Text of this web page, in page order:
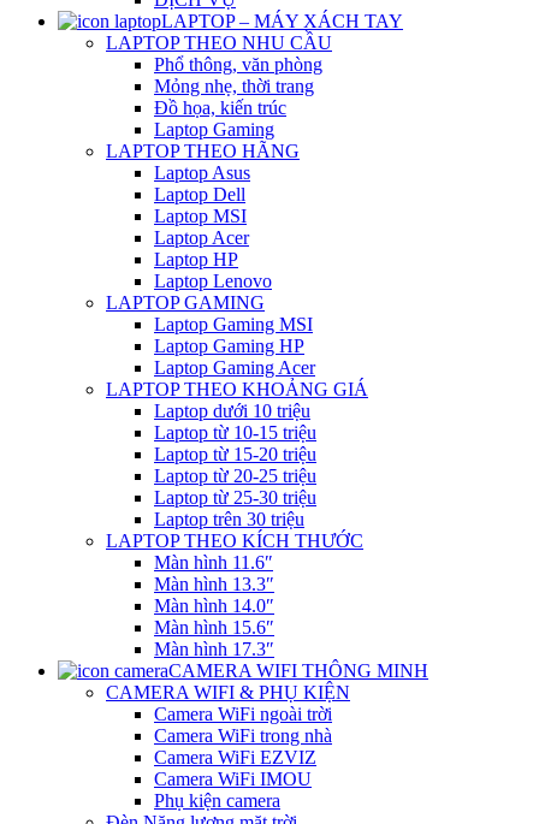
LAPTOP – MÁY XÁCH TAY
LAPTOP THEO NHU CẦU
Phổ thông, văn phòng
Mỏng nhẹ, thời trang
Đồ họa, kiến trúc
Laptop Gaming
LAPTOP THEO HÃNG
Laptop Asus
Laptop Dell
Laptop MSI
Laptop Acer
Laptop HP
Laptop Lenovo
LAPTOP GAMING
Laptop Gaming MSI
Laptop Gaming HP
Laptop Gaming Acer
LAPTOP THEO KHOẢNG GIÁ
Laptop dưới 10 triệu
Laptop từ 10-15 triệu
Laptop từ 15-20 triệu
Laptop từ 20-25 triệu
Laptop từ 25-30 triệu
Laptop trên 30 triệu
LAPTOP THEO KÍCH THƯỚC
Màn hình 11.6″
Màn hình 13.3″
Màn hình 14.0″
Màn hình 15.6″
Màn hình 17.3″
CAMERA WIFI THÔNG MINH
CAMERA WIFI & PHỤ KIỆN
Camera WiFi ngoài trời
Camera WiFi trong nhà
Camera WiFi EZVIZ
Camera WiFi IMOU
Phụ kiện camera